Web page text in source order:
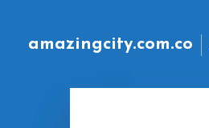
amazingcity.com.co